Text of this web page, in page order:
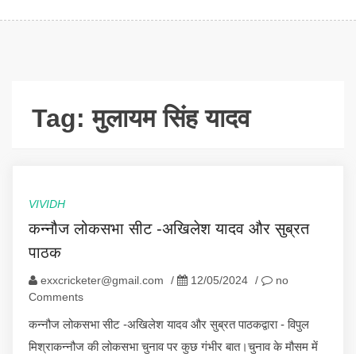
Tag:मुलायम सिंह यादव
VIVIDH
कन्नौज लोकसभा सीट -अखिलेश यादव और सुब्रत
पाठक
exxcricketer@gmail.com / 12/05/2024 /
no
Comments
कन्नौज लोकसभा सीट -अखिलेश यादव और सुब्रत पाठकद्वारा - विपुल
मिश्राकन्नौज की लोकसभा चुनाव पर कुछ गंभीर बात।चुनाव के मौसम में